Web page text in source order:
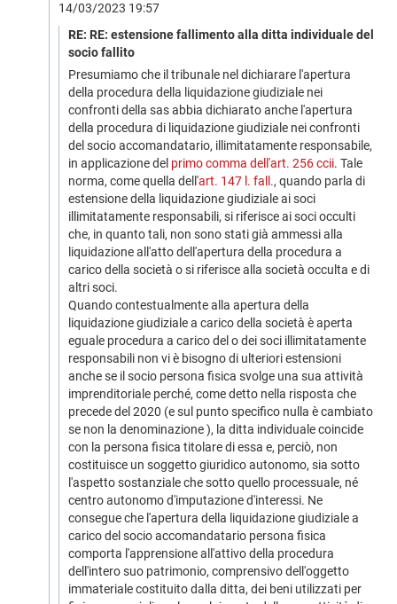
14/03/2023 19:57
RE: RE: estensione fallimento alla ditta individuale del
socio fallito
Presumiamo che il tribunale nel dichiarare l'apertura
della procedura della liquidazione giudiziale nei
confronti della sas abbia dichiarato anche l'apertura
della procedura di liquidazione giudiziale nei confronti
del socio accomandatario, illimitatamente responsabile,
in applicazione del primo comma dell'art. 256 ccii. Tale
norma, come quella dell'art. 147 l. fall., quando parla di
estensione della liquidazione giudiziale ai soci
illimitatamente responsabili, si riferisce ai soci occulti
che, in quanto tali, non sono stati già ammessi alla
liquidazione all'atto dell'apertura della procedura a
carico della società o si riferisce alla società occulta e di
altri soci.
Quando contestualmente alla apertura della
liquidazione giudiziale a carico della società è aperta
eguale procedura a carico del o dei soci illimitatamente
responsabili non vi è bisogno di ulteriori estensioni
anche se il socio persona fisica svolge una sua attività
imprenditoriale perché, come detto nella risposta che
precede del 2020 (e sul punto specifico nulla è cambiato
se non la denominazione ), la ditta individuale coincide
con la persona fisica titolare di essa e, perciò, non
costituisce un soggetto giuridico autonomo, sia sotto
l'aspetto sostanziale che sotto quello processuale, né
centro autonomo d'imputazione d'interessi. Ne
consegue che l'apertura della liquidazione giudiziale a
carico del socio accomandatario persona fisica
comporta l'apprensione all'attivo della procedura
dell'intero suo patrimonio, comprensivo dell'oggetto
immateriale costituito dalla ditta, dei beni utilizzati per